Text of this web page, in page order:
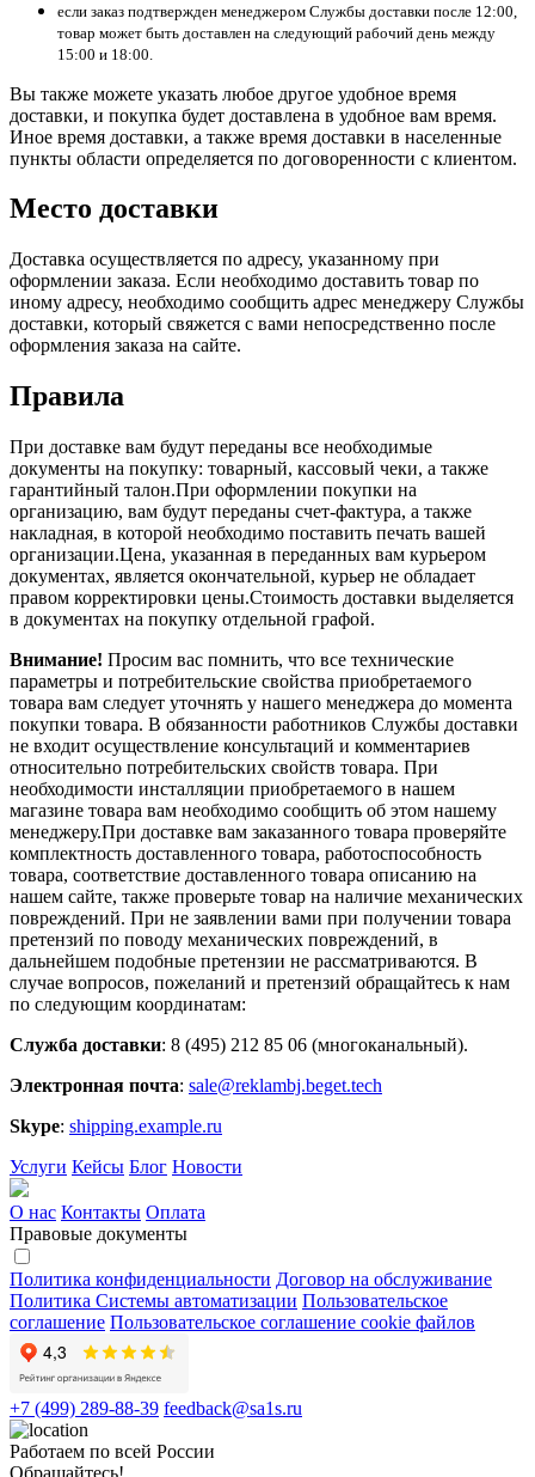
если заказ подтвержден менеджером Службы доставки после 12:00,
товар может быть доставлен на следующий рабочий день между
15:00 и 18:00.
Вы также можете указать любое другое удобное время
доставки, и покупка будет доставлена в удобное вам время.
Иное время доставки, а также время доставки в населенные
пункты области определяется по договоренности с клиентом.
Место доставки
Доставка осуществляется по адресу, указанному при
оформлении заказа. Если необходимо доставить товар по
иному адресу, необходимо сообщить адрес менеджеру Службы
доставки, который свяжется с вами непосредственно после
оформления заказа на сайте.
Правила
При доставке вам будут переданы все необходимые
документы на покупку: товарный, кассовый чеки, а также
гарантийный талон.При оформлении покупки на
организацию, вам будут переданы счет-фактура, а также
накладная, в которой необходимо поставить печать вашей
организации.Цена, указанная в переданных вам курьером
документах, является окончательной, курьер не обладает
правом корректировки цены.Стоимость доставки выделяется
в документах на покупку отдельной графой.
Внимание! Просим вас помнить, что все технические
параметры и потребительские свойства приобретаемого
товара вам следует уточнять у нашего менеджера до момента
покупки товара. В обязанности работников Службы доставки
не входит осуществление консультаций и комментариев
относительно потребительских свойств товара. При
необходимости инсталляции приобретаемого в нашем
магазине товара вам необходимо сообщить об этом нашему
менеджеру.При доставке вам заказанного товара проверяйте
комплектность доставленного товара, работоспособность
товара, соответствие доставленного товара описанию на
нашем сайте, также проверьте товар на наличие механических
повреждений. При не заявлении вами при получении товара
претензий по поводу механических повреждений, в
дальнейшем подобные претензии не рассматриваются. В
случае вопросов, пожеланий и претензий обращайтесь к нам
по следующим координатам:
Служба доставки: 8 (495) 212 85 06 (многоканальный).
Электронная почта: sale@reklambj.beget.tech
Skype: shipping.example.ru
Услуги Кейсы Блог Новости
О нас Контакты Оплата
Правовые документы
Политика конфиденциальности Договор на обслуживание
Политика Системы автоматизации Пользовательское
соглашение Пользовательское соглашение cookie файлов
+7 (499) 289-88-39 feedback@sa1s.ru
Работаем по всей России